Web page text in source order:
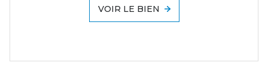
VOIR LE BIEN